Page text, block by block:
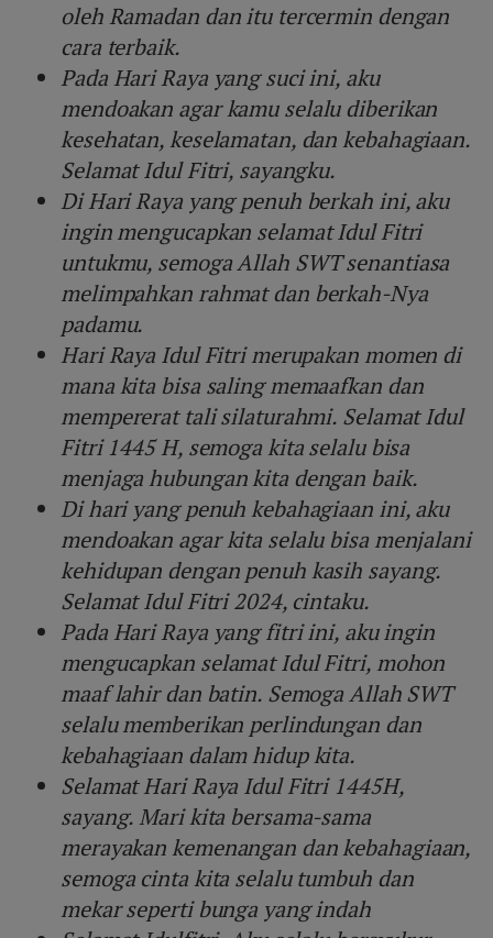
oleh Ramadan dan itu tercermin dengan
cara terbaik.
Pada Hari Raya yang suci ini, aku
mendoakan agar kamu selalu diberikan
kesehatan, keselamatan, dan kebahagiaan.
Selamat Idul Fitri, sayangku.
Di Hari Raya yang penuh berkah ini, aku
ingin mengucapkan selamat Idul Fitri
untukmu, semoga Allah SWT senantiasa
melimpahkan rahmat dan berkah-Nya
padamu.
Hari Raya Idul Fitri merupakan momen di
mana kita bisa saling memaafkan dan
mempererat tali silaturahmi. Selamat Idul
Fitri 1445 H, semoga kita selalu bisa
menjaga hubungan kita dengan baik.
Di hari yang penuh kebahagiaan ini, aku
mendoakan agar kita selalu bisa menjalani
kehidupan dengan penuh kasih sayang.
Selamat Idul Fitri 2024, cintaku.
Pada Hari Raya yang fitri ini, aku ingin
mengucapkan selamat Idul Fitri, mohon
maaf lahir dan batin. Semoga Allah SWT
selalu memberikan perlindungan dan
kebahagiaan dalam hidup kita.
Selamat Hari Raya Idul Fitri 1445H,
sayang. Mari kita bersama-sama
merayakan kemenangan dan kebahagiaan,
semoga cinta kita selalu tumbuh dan
mekar seperti bunga yang indah